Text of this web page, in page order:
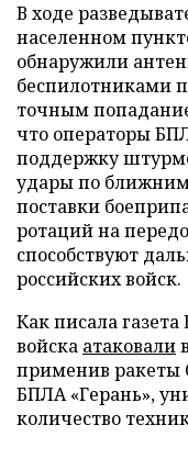
В ходе
населенном
обнаружили
беспилотниками
точным
что операторы
поддержку
удары по
поставки
ротаций на
способствуют
российских войск.
Как писала
войска атаковали
применив ракеты
БПЛА «Герань»,
количество